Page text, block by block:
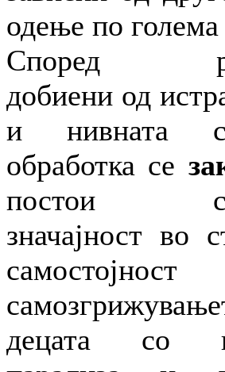
одење по
Според
добиени од
и нивната
обработка се
постои
значајност во
децата со